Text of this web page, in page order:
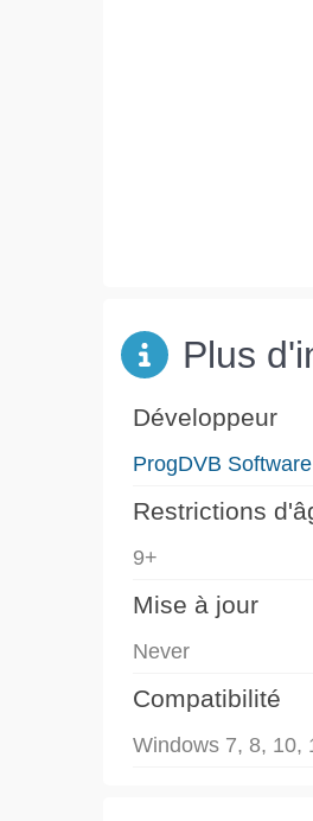
Plus
Développeur
ProgDVB Software
Restrictions
9+
Mise à jour
Never
Compatibilité
Windows 7, 8, 10,